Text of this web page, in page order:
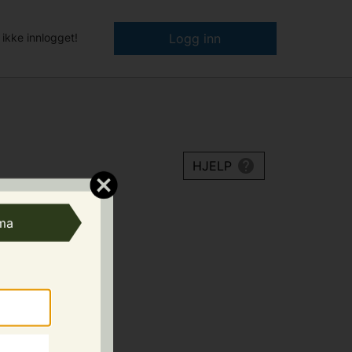
ikke innlogget! Logg inn
dersom det
HJELP